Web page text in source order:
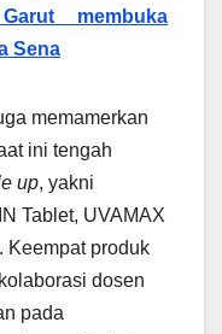
membuka
Sena
memamerkan
ini tengah
up, yakni
Tablet, UVAMAX
. Keempat produk
dosen
pada